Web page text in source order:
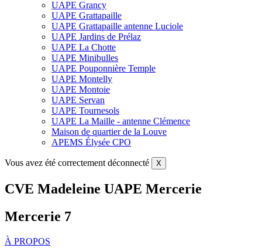
UAPE Grancy
UAPE Grattapaille
UAPE Grattapaille antenne Luciole
UAPE Jardins de Prélaz
UAPE La Chotte
UAPE Minibulles
UAPE Pouponnière Temple
UAPE Montelly
UAPE Montoie
UAPE Servan
UAPE Tournesols
UAPE La Maille - antenne Clémence
Maison de quartier de la Louve
APEMS Élysée CPO
Vous avez été correctement déconnecté X
CVE Madeleine UAPE Mercerie
Mercerie 7
À PROPOS